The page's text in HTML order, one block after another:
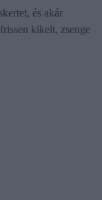
és akár
kikelt, zsenge